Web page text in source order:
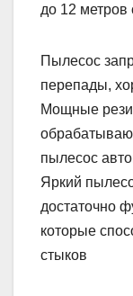
до 12 метров
Пылесос
перепады,
Мощные
пылесос
Яркий
достаточно
которые
стыков